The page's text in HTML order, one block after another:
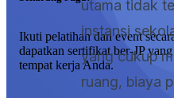
utama tidak
instansi
yang cukup
ruang, biaya
Ikuti pelatihan dan event
dapatkan sertifikat ber-JP
tempat kerja Anda.